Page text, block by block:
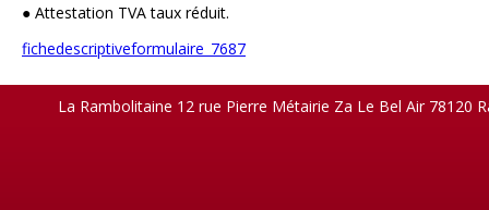
● Attestation TVA taux réduit.
fichedescriptiveformulaire_7687
La Rambolitaine 12 rue Pierre Métairie Za Le Bel Air